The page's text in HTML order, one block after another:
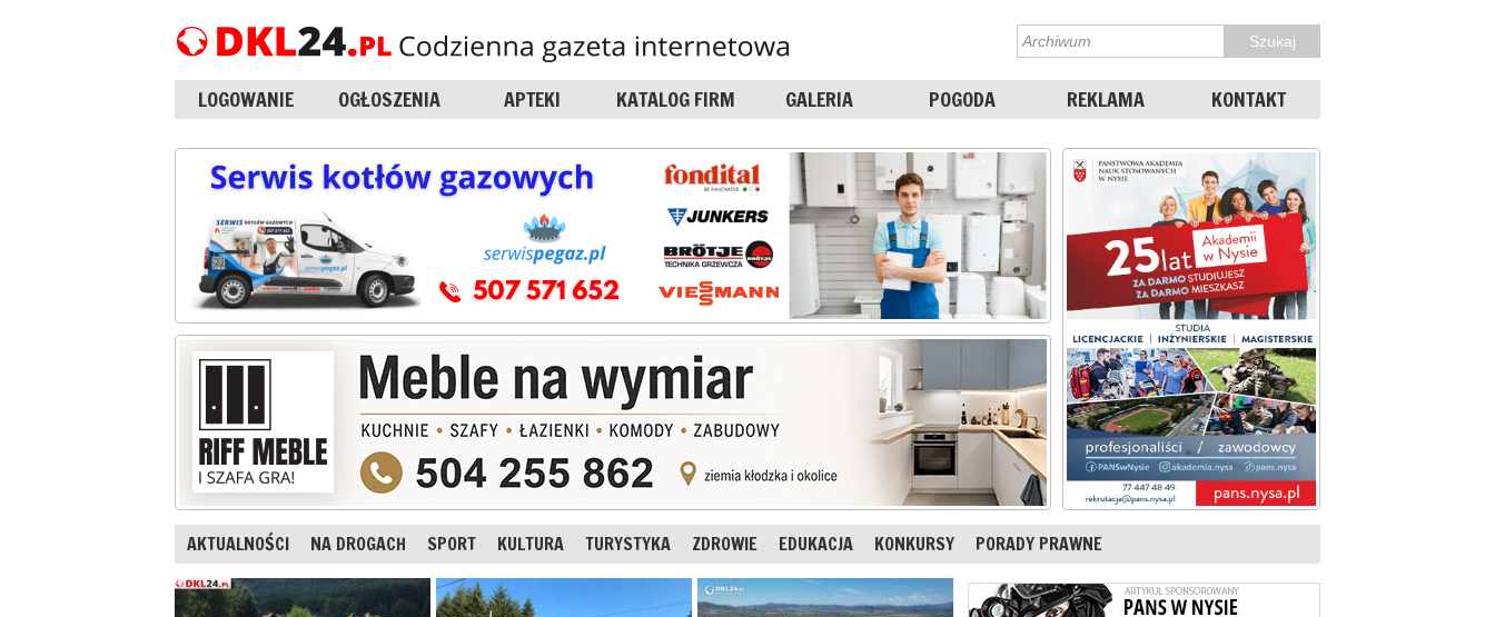
LOGOWANIE OGŁOSZENIA APTEKI KATALOG FIRM GALERIA POGODA REKLAMA KONTAKT
AKTUALNOŚCI NA DROGACH SPORT KULTURA TURYSTYKA ZDROWIE EDUKACJA KONKURSY PORADY PRAWNE